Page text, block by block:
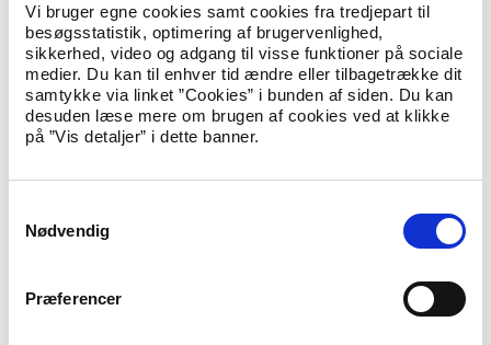
Vi bruger egne cookies samt cookies fra tredjepart til
besøgsstatistik, optimering af brugervenlighed,
sikkerhed, video og adgang til visse funktioner på sociale
medier. Du kan til enhver tid ændre eller tilbagetrække dit
samtykke via linket ”Cookies” i bunden af siden. Du kan
desuden læse mere om brugen af cookies ved at klikke
på ”Vis detaljer” i dette banner.
Nødvendig
Præferencer
foretages en selvstændig konkret vurdering af følgerne af
barnets fortabelse af unionsborgerskabet i forhold til EU-
retten, herunder i forhold til både chartrets artikel 7 (retten til
respekt for bl.a. familielivet) og artikel 24 (om børns
rettigheder).
Se udlændinge- og integrationsministerens orientering af
(pdf)
Mulighed for genoptagelse
fortolkede regel, TEUF artikel 20, som trådte i kraft den 1.